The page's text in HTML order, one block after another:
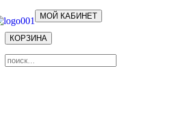
МОЙ КАБИНЕТ
КОРЗИНА